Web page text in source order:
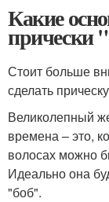
Какие
прически
Стоит больше
сделать
Великолепный
времена – это,
волосах можно
Идеально она
"боб".